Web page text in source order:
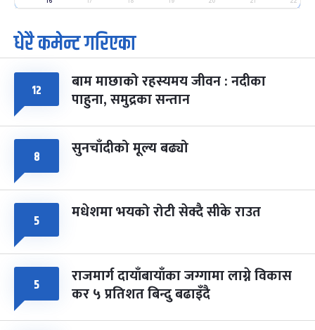
७
आइत
पूर्णिमा व्रत
चैत्र ७, २०८३-Mar 21, 2027
८ फागुपूर्णिमा
चैत्र ८, २०८३-Mar 22, 2027
७ महिना बाँकी
धेरै कमेन्ट गरिएका
१२ बाम माछाको रहस्यमय जीवन : नदीका
पाहुना, समुद्रका सन्तान
८ सुनचाँदीको मूल्य बढ्यो
५ मधेशमा भयको रोटी सेक्दै सीके राउत
५ राजमार्ग दायाँबायाँका जग्गामा लाग्ने विकास
कर ५ प्रतिशत बिन्दु बढाइँदै